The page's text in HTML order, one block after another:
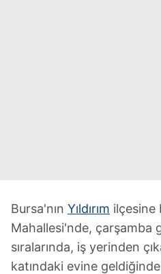
Bursa'nın Yıldırım ilçesine
Mahallesi'nde, çarşamba
sıralarında, iş yerinden
katındaki evine geldiğinde